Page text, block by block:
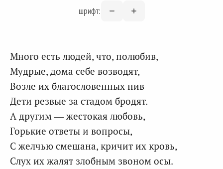
шрифт:
Много есть людей, что, полюбив,
Мудрые, дома себе возводят,
Возле их благословенных нив
Дети резвые за стадом бродят.
А другим — жестокая любовь,
Горькие ответы и вопросы,
С желчью смешана, кричит их кровь,
Слух их жалят злобным звоном осы.